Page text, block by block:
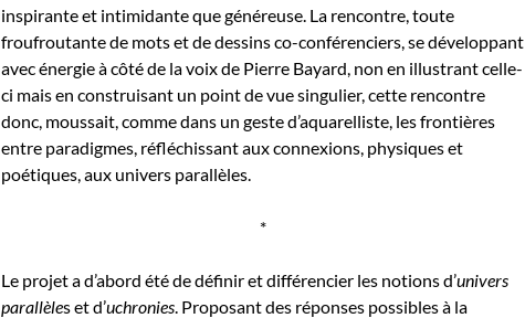
inspirante et intimidante que généreuse. La rencontre, toute
froufroutante de mots et de dessins co-conférenciers, se développant
avec énergie à côté de la voix de Pierre Bayard, non en illustrant celle-
ci mais en construisant un point de vue singulier, cette rencontre
donc, moussait, comme dans un geste d’aquarelliste, les frontières
entre paradigmes, réfléchissant aux connexions, physiques et
poétiques, aux univers parallèles.
*
Le projet a d’abord été de définir et différencier les notions d’univers
parallèles et d’uchronies. Proposant des réponses possibles à la